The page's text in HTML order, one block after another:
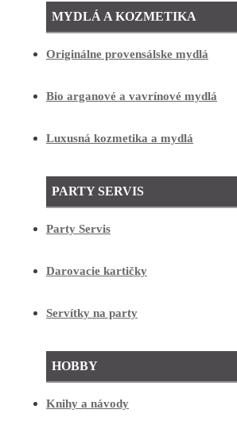
MYDLÁ A KOZMETIKA
Originálne provensálske mydlá
Bio arganové a vavrínové mydlá
Luxusná kozmetika a mydlá
PARTY SERVIS
Party Servis
Darovacie kartičky
Servítky na party
HOBBY
Knihy a návody